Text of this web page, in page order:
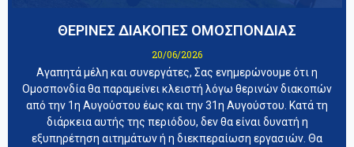
ΘΕΡΙΝΕΣ ΔΙΑΚΟΠΕΣ ΟΜΟΣΠΟΝΔΙΑΣ
20/06/2026
Αγαπητά μέλη και συνεργάτες, Σας ενημερώνουμε ότι η
Ομοσπονδία θα παραμείνει κλειστή λόγω θερινών διακοπών
από την 1η Αυγούστου έως και την 31η Αυγούστου. Κατά τη
διάρκεια αυτής της περιόδου, δεν θα είναι δυνατή η
εξυπηρέτηση αιτημάτων ή η διεκπεραίωση εργασιών. Θα